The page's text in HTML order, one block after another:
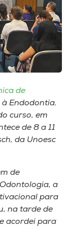
de
Endodontia.
curso, em
de 8 a 11
da Unoesc
de
a
para
na tarde de
acordei para